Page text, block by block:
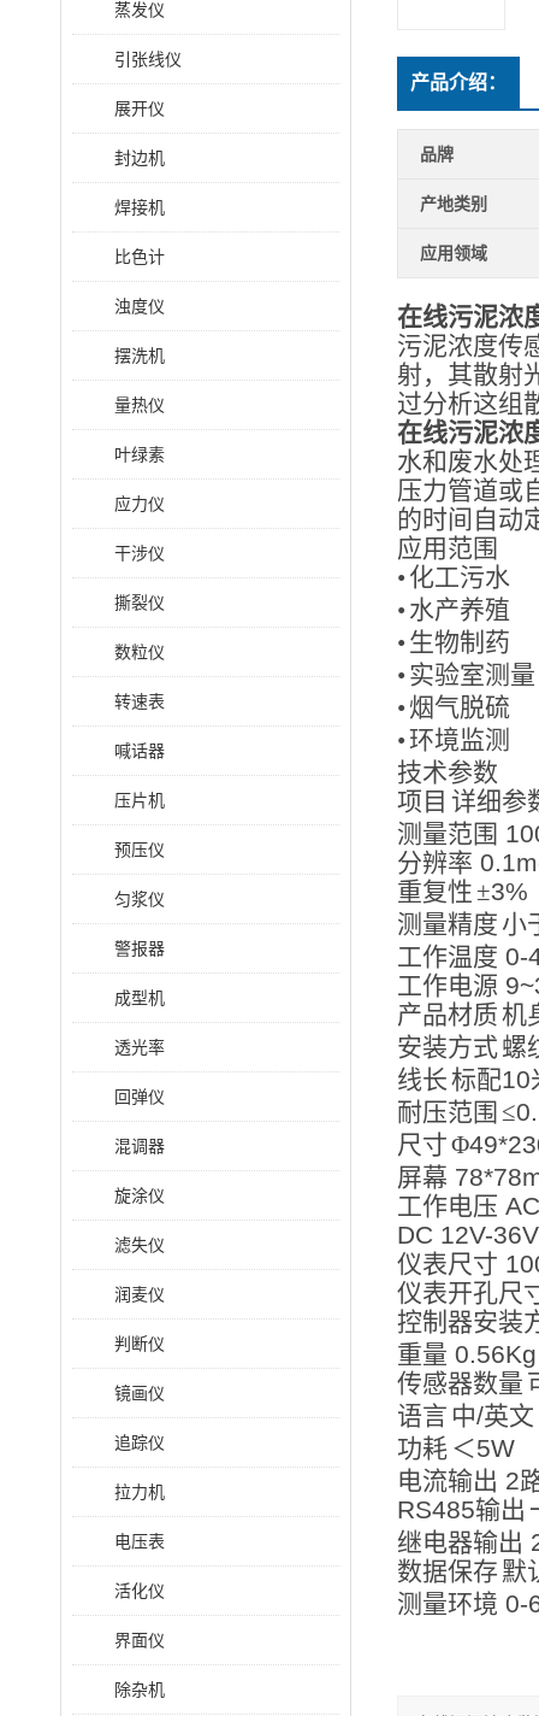
蒸发仪
引张线仪
展开仪
封边机
焊接机
比色计
浊度仪
摆洗机
量热仪
叶绿素
应力仪
干涉仪
撕裂仪
数粒仪
转速表
喊话器
压片机
预压仪
匀浆仪
警报器
成型机
透光率
回弹仪
混调器
旋涂仪
滤失仪
润麦仪
判断仪
镜画仪
追踪仪
拉力机
电压表
活化仪
界面仪
除杂机
产品介绍：
品牌
产地类别
应用领域
在线污泥浓
污泥浓度传
射，其散射
过分析这组
在线污泥浓
水和废水处
压力管道或
的时间自动
应用范围
• 化工污水
• 水产养殖
• 生物制药
• 实验室测量
• 烟气脱硫
•环境监测
技术参数
项目 详细参
测量范围
分辨率
重复性 ±3%
测量精度 小
工作温度 0-
工作电源
产品材质机
安装方式螺
线长标配10
耐压范围 ≤
尺寸Φ
屏幕
工作电压
DC 12V-36V
仪表尺寸
仪表开孔尺
控制器安装
重量 0.56Kg
传感器数量
语言 中/英
功耗 ＜5W
电流输出 2
RS485输出
继电器输出
数据保存 默
测量环境 0-